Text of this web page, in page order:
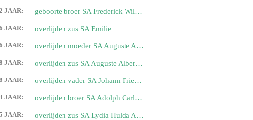
JAAR: geboorte broer SA Frederick William
JAAR: overlijden zus SA Emilie
JAAR: overlijden moeder SA Auguste Albertine
JAAR: overlijden zus SA Auguste Albertine
JAAR: overlijden vader SA Johann Friedrich Wilhelm
JAAR: overlijden broer SA Adolph Carl Friederich
JAAR: overlijden zus SA Lydia Hulda Auguste